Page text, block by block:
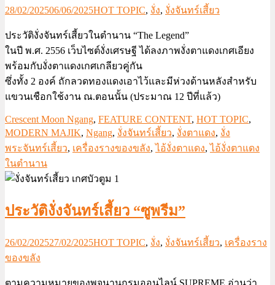
28/02/202506/06/2025HOT TOPIC, งั่ง, งั่งจันทร์เสี้ยว
ประวัติงั่งจันทร์เสี้ยวในตำนาน “The Legend”
ในปี พ.ศ. 2556 เว็บไซต์งั่งเศรษฐี ได้ลงภาพงั่งตาแดงเกศเอียง
พร้อมกับงั่งตาแดงเกศเกลียวคู่กัน
ซึ่งทั้ง 2 องค์ ถักลวดทองแดงเอาไว้และมีห่วงด้านหลังสำหรับ
แขวนเชือกใช้งาน ณ.ตอนนั้น (ประมาณ 12 ปีที่แล้ว)
Crescent Moon Ngang, FEATURE CONTENT, HOT TOPIC,
MODERN MAJIK, Ngang, งั่งจันทร์เสี้ยว, งั่งตาแดง, งั่ง
พระจันทร์เสี้ยว, เครื่องรางของขลัง,ไอ้งั่งตาแดง,ไอ้งั่งตาแดง
ในตำนาน
ประวัติงั่งจันทร์เสี้ยว “ซูพรีม”
26/02/202527/02/2025HOT TOPIC, งั่ง, งั่งจันทร์เสี้ยว, เครื่องราง
ของขลัง
ตามความหมายของพจนานุกรมออนไลน์ SUPREME อ่านว่า